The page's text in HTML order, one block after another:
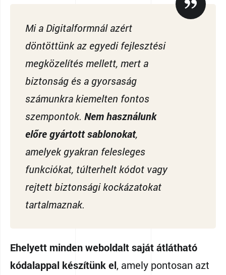
Mi a Digitalformnál azért
döntöttünk az egyedi fejlesztési
megközelítés mellett, mert a
biztonság és a gyorsaság
számunkra kiemelten fontos
szempontok. Nem használunk
előre gyártott sablonokat,
amelyek gyakran felesleges
funkciókat, túlterhelt kódot vagy
rejtett biztonsági kockázatokat
tartalmaznak.
Ehelyett minden weboldalt saját átlátható
kódalappal készítünk el, amely pontosan azt